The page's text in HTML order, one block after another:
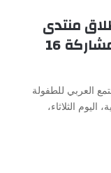
منتدى
المجتمع العربي للطفولة بمشاركة 16
العربي للطفولة
اليوم الثلاثاء،